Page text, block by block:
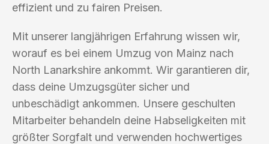
effizient und zu fairen Preisen.
Mit unserer langjährigen Erfahrung wissen wir,
worauf es bei einem Umzug von Mainz nach
North Lanarkshire ankommt. Wir garantieren dir,
dass deine Umzugsgüter sicher und
unbeschädigt ankommen. Unsere geschulten
Mitarbeiter behandeln deine Habseligkeiten mit
größter Sorgfalt und verwenden hochwertiges